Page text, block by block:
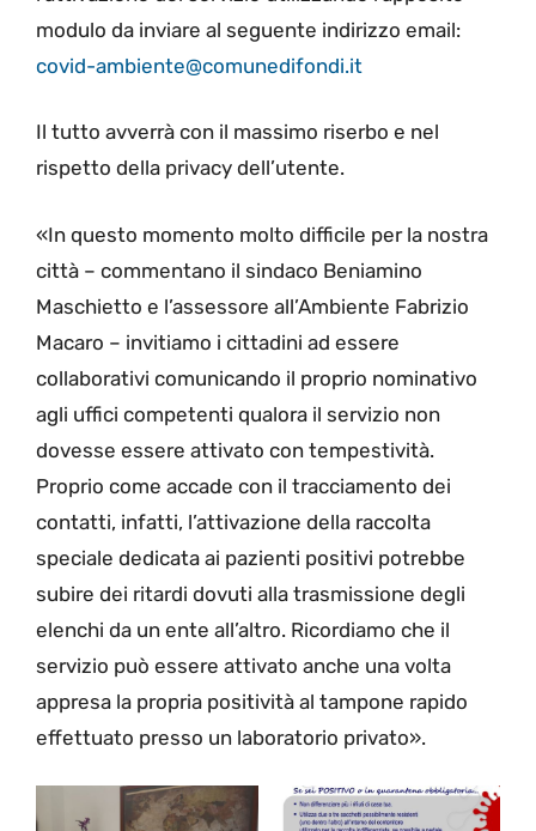
modulo da inviare al seguente indirizzo email:
covid-ambiente@comunedifondi.it
Il tutto avverrà con il massimo riserbo e nel
rispetto della privacy dell’utente.
«In questo momento molto difficile per la nostra
città – commentano il sindaco Beniamino
Maschietto e l’assessore all’Ambiente Fabrizio
Macaro – invitiamo i cittadini ad essere
collaborativi comunicando il proprio nominativo
agli uffici competenti qualora il servizio non
dovesse essere attivato con tempestività.
Proprio come accade con il tracciamento dei
contatti, infatti, l’attivazione della raccolta
speciale dedicata ai pazienti positivi potrebbe
subire dei ritardi dovuti alla trasmissione degli
elenchi da un ente all’altro. Ricordiamo che il
servizio può essere attivato anche una volta
appresa la propria positività al tampone rapido
effettuato presso un laboratorio privato».